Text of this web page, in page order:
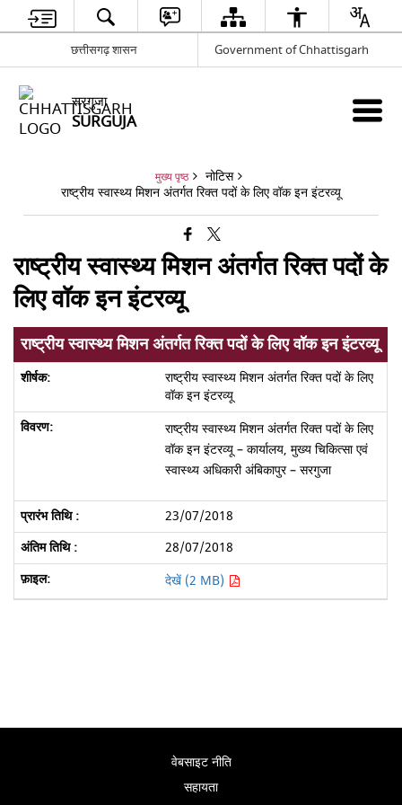
छत्तीसगढ़ शासन Government of Chhattisgarh
सरगुजा
SURGUJA
मुख्य पृष्ठ
नोटिस
राष्ट्रीय स्वास्थ्य मिशन अंतर्गत रिक्त पदों के लिए वॉक इन इंटरव्यू
राष्ट्रीय स्वास्थ्य मिशन अंतर्गत रिक्त पदों के
लिए वॉक इन इंटरव्यू
राष्ट्रीय स्वास्थ्य मिशन अंतर्गत रिक्त पदों के लिए वॉक इन इंटरव्यू
राष्ट्रीय स्वास्थ्य मिशन अंतर्गत रिक्त पदों के लिए
वॉक इन इंटरव्यू
राष्ट्रीय स्वास्थ्य मिशन अंतर्गत रिक्त पदों के लिए
वॉक इन इंटरव्यू – कार्यालय, मुख्य चिकित्सा एवं
स्वास्थ्य अधिकारी अंबिकापुर – सरगुजा
23/07/2018
28/07/2018
देखें (2 MB)
वेबसाइट नीति
सहायता